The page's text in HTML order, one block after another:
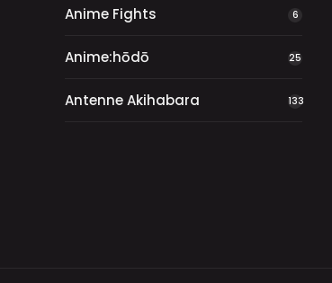
Anime Fights 6
Anime:hōdō 25
Antenne Akihabara 133